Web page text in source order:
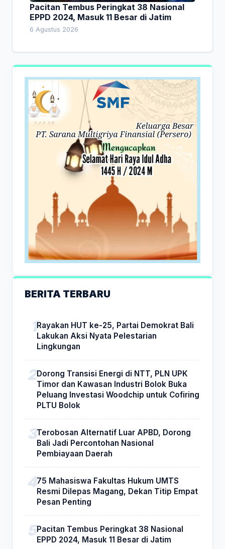
Pacitan Tembus Peringkat 38 Nasional
EPPD 2024, Masuk 11 Besar di Jatim
6 Agustus 2026
BERITA TERBARU
Rayakan HUT ke-25, Partai Demokrat Bali
Lakukan Aksi Nyata Pelestarian
Lingkungan
Dorong Transisi Energi di NTT, PLN UPK
Timor dan Kawasan Industri Bolok Buka
Peluang Investasi Woodchip untuk Cofiring
PLTU Bolok
Terobosan Alternatif Luar APBD, Dorong
Bali Jadi Percontohan Nasional
Pembiayaan Daerah
75 Mahasiswa Fakultas Hukum UMTS
Resmi Dilepas Magang, Dekan Titip Empat
Pesan Penting
Pacitan Tembus Peringkat 38 Nasional
EPPD 2024, Masuk 11 Besar di Jatim